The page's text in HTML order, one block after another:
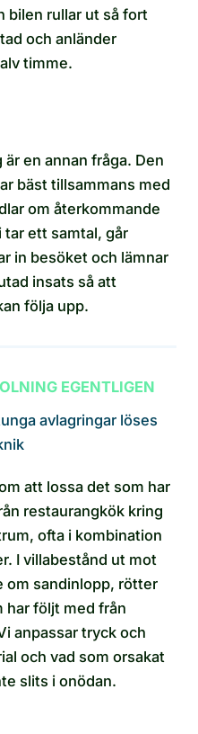
bilen rullar ut så fort
och anländer
timme.
en annan fråga. Den
bäst tillsammans med
om återkommande
tar ett samtal, går
in besöket och lämnar
insats så att
följa upp.
EGENTLIGEN
avlagringar löses
att lossa det som har
restaurangkök kring
ofta i kombination
I villabestånd ut mot
om sandinlopp, rötter
har följt med från
anpassar tryck och
och vad som orsakat
slits i onödan.